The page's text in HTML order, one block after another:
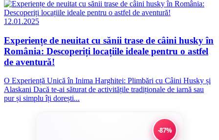
12.01.2025
Experiențe de neuitat cu sănii trase de câini husky în
România: Descoperiți locațiile ideale pentru o astfel
de aventură!
O Experiență Unică în Inima Harghitei: Plimbări cu Câini Husky și
Alaskani Dacă te-ai săturat de activitățile tradiționale de iarnă sau
pur și simplu îți dorești...
-87%